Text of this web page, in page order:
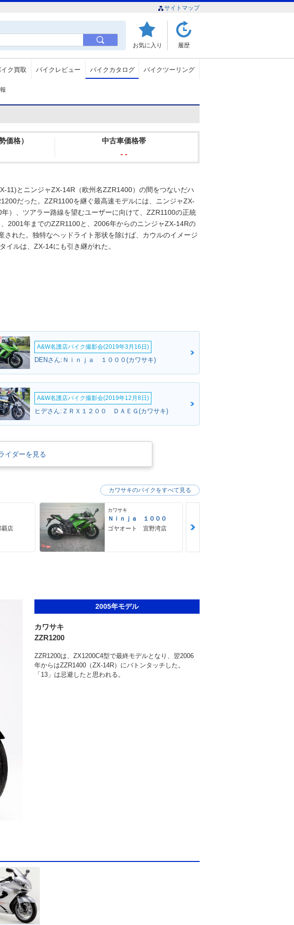
サイトマップ
お気に入り 履歴
ク買取 バイクレビュー バイクカタログ バイクツーリング
価格）
中古車価格帯
- -
11)とニンジャZX-14R（欧州名ZZR1400）の間をつないだハ
だった。ZZR1100を継ぐ最高速モデルには、ニンジャZX-
）、ツアラー路線を望むユーザーに向けて、ZZR1100の正統
2001年までのZZR1100と、2006年からのニンジャZX-14Rの
された。独特なヘッドライト形状を除けば、カウルのイメージ
イルは、ZX-14にも引き継がれた。
A&W名護店バイク撮影会(2019年3月16日)
DENさん:Ｎｉｎｊａ １０００(カワサキ)
A&W名護店バイク撮影会(2019年12月8日)
ヒデさん:ＺＲＸ１２００ ＤＡＥＧ(カワサキ)
イダーを見る
店
カワサキ
Ｎｉｎｊａ １０００
ゴヤオート 宜野湾店
カワサキのバイクをすべて見る
2005年モデル
カワサキ
ZZR1200
ZZR1200は、ZX1200C4型で最終モデルとなり、翌2006
年からはZZR1400（ZX-14R）にバトンタッチした。
「13」は忌避したと思われる。